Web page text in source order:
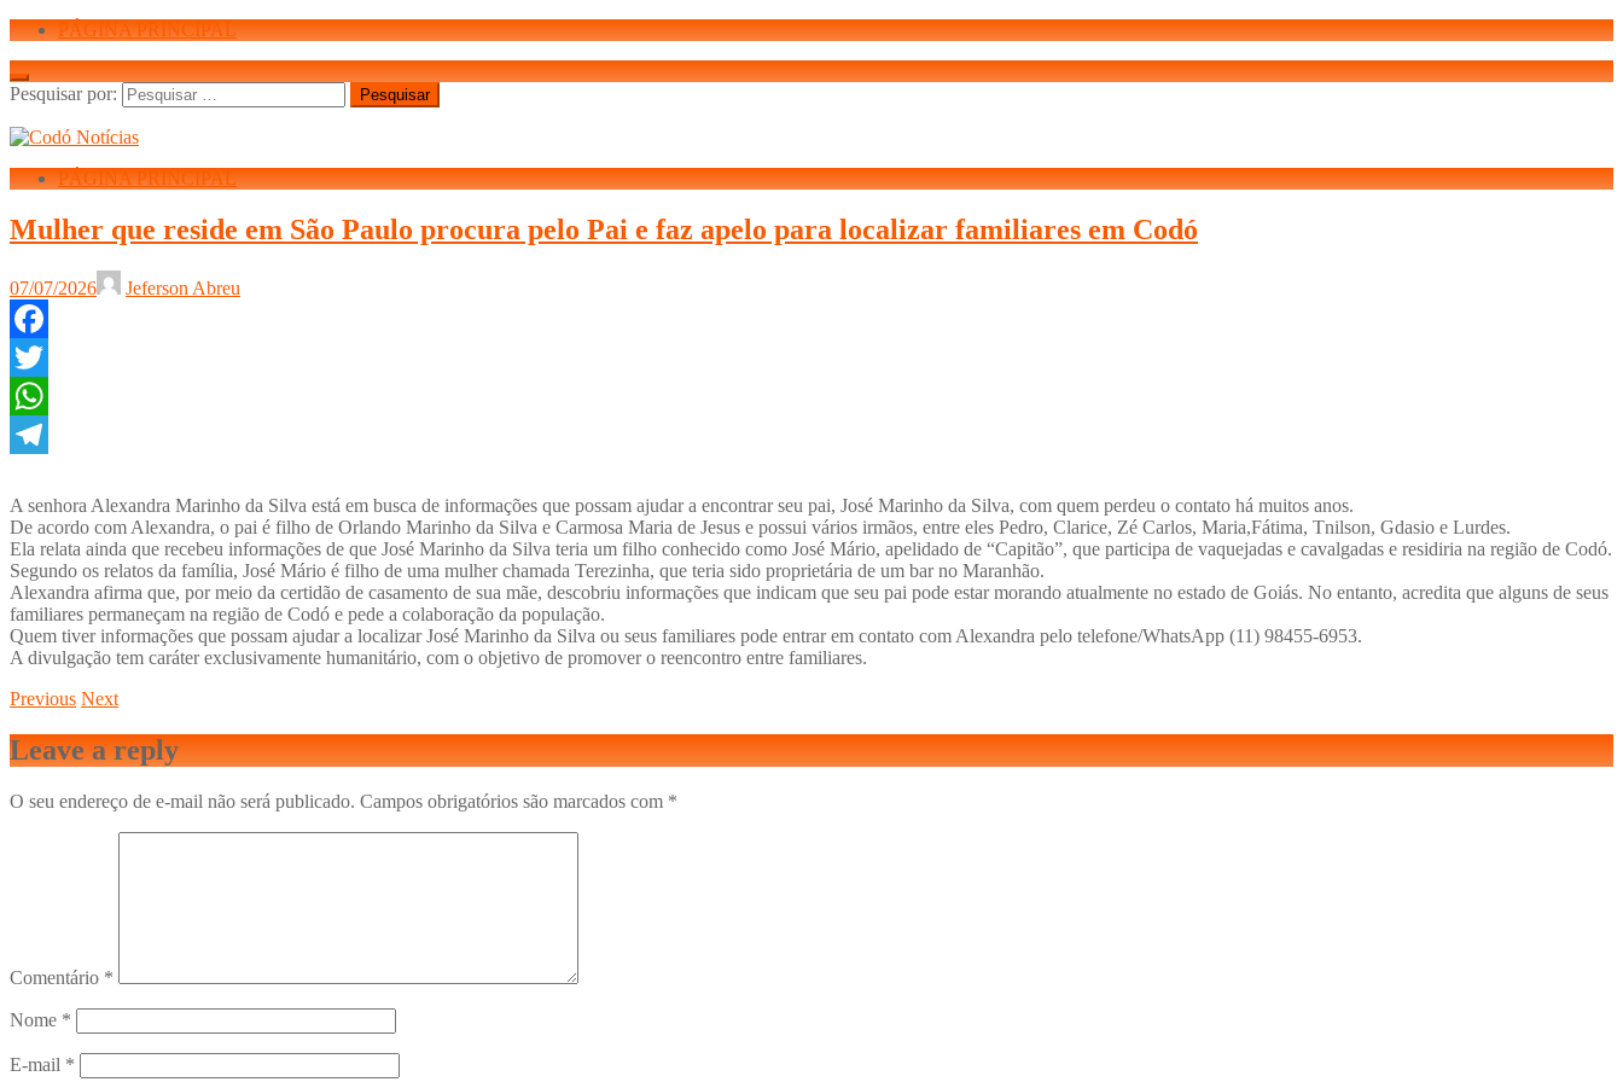
PÁGINA PRINCIPAL
Pesquisar por:
PÁGINA PRINCIPAL
Mulher que reside em São Paulo procura pelo Pai e faz apelo para localizar familiares em Codó
07/07/2026 Jeferson Abreu
Facebook
Twitter
WhatsApp
A senhora Alexandra Marinho da Silva está em busca de informações que possam ajudar a encontrar seu pai, José Marinho da Silva, com quem perdeu o contato há muitos anos.
De acordo com Alexandra, o pai é filho de Orlando Marinho da Silva e Carmosa Maria de Jesus e possui vários irmãos, entre eles Pedro, Clarice, Zé Carlos, Maria,Fátima, Tnilson, Gdasio e Lurdes.
Ela relata ainda que recebeu informações de que José Marinho da Silva teria um filho conhecido como José Mário, apelidado de “Capitão”, que participa de vaquejadas e cavalgadas e residiria na região de Codó.
Segundo os relatos da família, José Mário é filho de uma mulher chamada Terezinha, que teria sido proprietária de um bar no Maranhão.
Alexandra afirma que, por meio da certidão de casamento de sua mãe, descobriu informações que indicam que seu pai pode estar morando atualmente no estado de Goiás. No entanto, acredita que alguns de seus
familiares permaneçam na região de Codó e pede a colaboração da população.
Quem tiver informações que possam ajudar a localizar José Marinho da Silva ou seus familiares pode entrar em contato com Alexandra pelo telefone/WhatsApp (11) 98455-6953.
A divulgação tem caráter exclusivamente humanitário, com o objetivo de promover o reencontro entre familiares.
Previous Next
Leave a reply
O seu endereço de e-mail não será publicado. Campos obrigatórios são marcados com *
Comentário *
Nome *
E-mail *